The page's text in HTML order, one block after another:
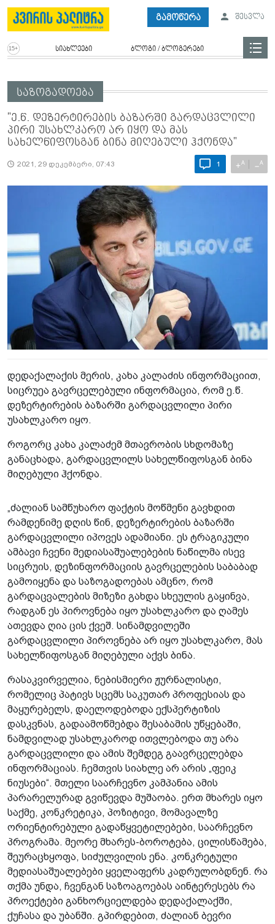
გამოწერა შესვლა
სიახლეები ბლოგი / ბლოგერები
საზოგადოება
"ე.წ. დეზერტირების ბაზარში გარდაცვლილი
პირი უსახლკარო არ იყო და მას
სახელწიფოსგან ბინა მიღებული ჰქონდა"
2021, 29 დეკემბერი, 07:43 1 +A −A
დედაქალაქის მერის, კახა კალაძის ინფორმაციით,
სიცრუეა გავრცელებული ინფორმაცია, რომ ე.წ.
დეზერტირების ბაზარში გარდაცვლილი პირი
უსახლკარო იყო.
როგორც კახა კალაძემ მთავრობის სხდომაზე
განაცხადა, გარდაცვლილს სახელწიფოსგან ბინა
მიღებული ჰქონდა.
„ძალიან სამწუხარო ფაქტის მოწმენი გავხდით
რამდენიმე დღის წინ, დეზერტირების ბაზარში
გარდაცვლილი იპოვეს ადამიანი. ეს ტრაგიკული
ამბავი ჩვენი მედიასაშუალებების ნაწილმა ისევ
სიცრუის, დეზინფორმაციის გავრცელების საბაბად
გამოიყენა და საზოგადოებას ამცნო, რომ
გარდაცვალების მიზეზი გახდა სხეულის გაყინვა,
რადგან ეს პიროვნება იყო უსახლკარო და ღამეს
ათევდა ღია ცის ქვეშ. სინამდვილეში
გარდაცვლილი პიროვნება არ იყო უსახლკარო, მას
სახელწიფოსგან მიღებული აქვს ბინა.
რასაკვირველია, ნებისმიერი ჟურნალისტი,
რომელიც პატივს სცემს საკუთარ პროფესიას და
მაყურებელს, დაელოდებოდა ექსპერტიზის
დასკვნას, გადაამოწმებდა შესაბამის უწყებაში,
ნამდვილად უსახლკაროდ ითვლებოდა თუ არა
გარდაცვლილი და ამის შემდეგ გაავრცელებდა
ინფორმაციას. ჩემთვის სიახლე არ არის „ფეიკ
ნიუსები“. მთელი საარჩევნო კამპანია ამის
პარარელურად გვიწევდა მუშაობა. ერთ მხარეს იყო
საქმე, კონკრეტიკა, პოზიტივი, მომავალზე
ორიენტირებული გადაწყვეტილებები, საარჩევნო
პროგრამა. მეორე მხარეს-ბოროტება, ცილისწამება,
შეურაცხყოფა, სიძულვილის ენა. კონკრეტული
მედიასაშუალებები ყველაფერს კადრულობდნენ. რა
თქმა უნდა, ჩვენგან საზოაგოებას აინტერესებს რა
პროექტები განხორციელდება დედაქალაქში,
ქუჩასა და უბანში. გპირდებით, ძალიან ბევრი